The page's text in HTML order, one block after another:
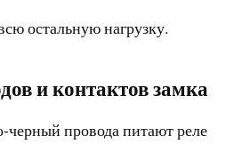
остальную нагрузку.
и контактов замка
черный провода питают реле